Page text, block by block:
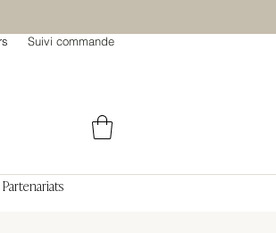
Suivi commande
Partenariats